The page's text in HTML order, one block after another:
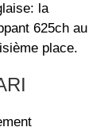
la
625ch au
place.